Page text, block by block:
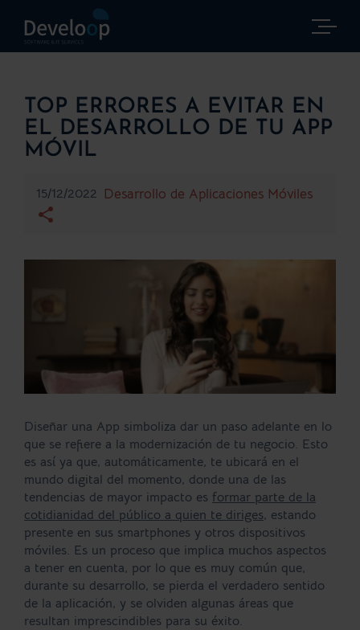
TOP ERRORES A EVITAR EN
EL DESARROLLO DE TU APP
MÓVIL
15/12/2022 Desarrollo de Aplicaciones Móviles
Diseñar una App simboliza dar un paso adelante en lo
que se refiere a la modernización de tu negocio. Esto
es así ya que, automáticamente, te ubicará en el
mundo digital del momento, donde una de las
tendencias de mayor impacto es formar parte de la
cotidianidad del público a quien te diriges, estando
presente en sus smartphones y otros dispositivos
móviles. Es un proceso que implica muchos aspectos
a tener en cuenta, por lo que es muy común que,
durante su desarrollo, se pierda el verdadero sentido
de la aplicación, y se olviden algunas áreas que
resultan imprescindibles para su éxito.